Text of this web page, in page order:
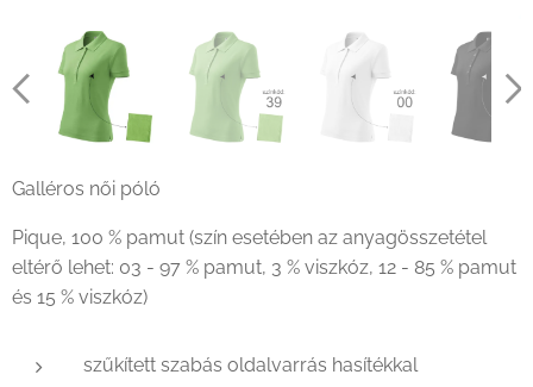
Galléros női póló
Pique, 100 % pamut (szín esetében az anyagösszetétel
eltérő lehet: 03 - 97 % pamut, 3 % viszkóz, 12 - 85 % pamut
és 15 % viszkóz)
szűkített szabás oldalvarrás hasítékkal